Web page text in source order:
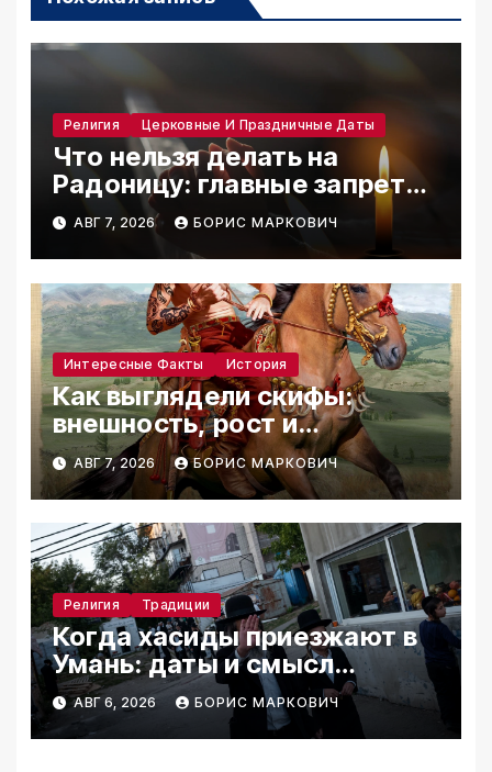
Религия Церковные И Праздничные Даты
Что нельзя делать на
Радоницу: главные запреты
дня
АВГ 7, 2026 БОРИС МАРКОВИЧ
Интересные Факты История
Как выглядели скифы:
внешность, рост и
реконструкции
АВГ 7, 2026 БОРИС МАРКОВИЧ
Религия Традиции
Когда хасиды приезжают в
Умань: даты и смысл
паломничества
АВГ 6, 2026 БОРИС МАРКОВИЧ